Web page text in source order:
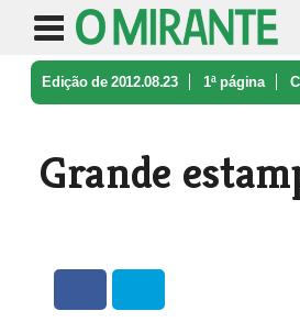
Edição de 2012.08.23 1ª página
Grande